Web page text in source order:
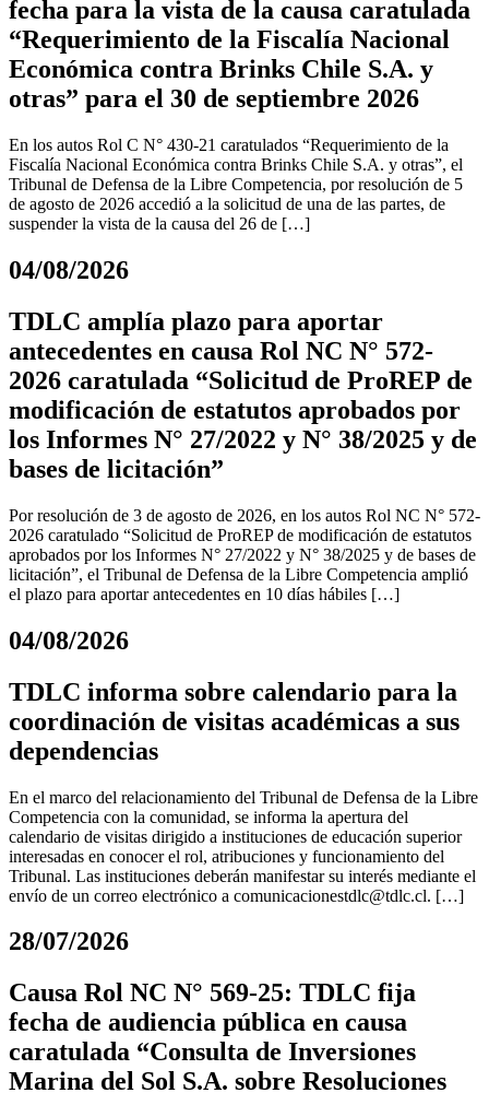
fecha para la vista de la causa caratulada
“Requerimiento de la Fiscalía Nacional
Económica contra Brinks Chile S.A. y
otras” para el 30 de septiembre 2026
En los autos Rol C N° 430-21 caratulados “Requerimiento de la
Fiscalía Nacional Económica contra Brinks Chile S.A. y otras”, el
Tribunal de Defensa de la Libre Competencia, por resolución de 5
de agosto de 2026 accedió a la solicitud de una de las partes, de
suspender la vista de la causa del 26 de […]
04/08/2026
TDLC amplía plazo para aportar
antecedentes en causa Rol NC N° 572-
2026 caratulada “Solicitud de ProREP de
modificación de estatutos aprobados por
los Informes N° 27/2022 y N° 38/2025 y de
bases de licitación”
Por resolución de 3 de agosto de 2026, en los autos Rol NC N° 572-
2026 caratulado “Solicitud de ProREP de modificación de estatutos
aprobados por los Informes N° 27/2022 y N° 38/2025 y de bases de
licitación”, el Tribunal de Defensa de la Libre Competencia amplió
el plazo para aportar antecedentes en 10 días hábiles […]
04/08/2026
TDLC informa sobre calendario para la
coordinación de visitas académicas a sus
dependencias
En el marco del relacionamiento del Tribunal de Defensa de la Libre
Competencia con la comunidad, se informa la apertura del
calendario de visitas dirigido a instituciones de educación superior
interesadas en conocer el rol, atribuciones y funcionamiento del
Tribunal. Las instituciones deberán manifestar su interés mediante el
envío de un correo electrónico a comunicacionestdlc@tdlc.cl. […]
28/07/2026
Causa Rol NC N° 569-25: TDLC fija
fecha de audiencia pública en causa
caratulada “Consulta de Inversiones
Marina del Sol S.A. sobre Resoluciones